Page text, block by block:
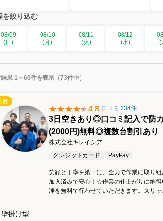
を絞り込む
08/09
(日)
08/10
(月)
08/11
(火)
08/12
(水)
(
果 1～60件を表示（73件中）
4.8 口コミ 234件
3日空きあり◎口コミ記入で防
(2000円)無料◎複数台割引あり
株式会社キレイシア
クレジットカード
PayPay
笑顔と丁寧を第一に、全力で作業に取り
加入済みで安心！☆作業の仕上がりに納得
浄を無料で行わせていただきます。スリ
壁掛け型